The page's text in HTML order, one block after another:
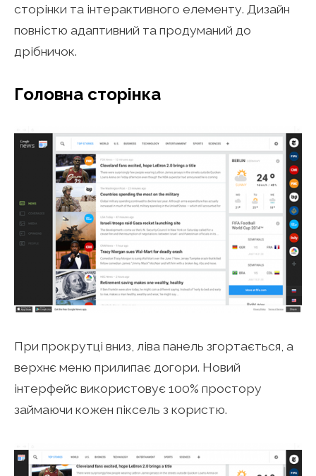
сторінки та інтерактивного елементу. Дизайн
повністю адаптивний та продуманий до
дрібничок.
Головна сторінка
При прокрутці вниз, ліва панель згортається, а
верхнє меню прилипає догори. Новий
інтерфейс використовує 100% простору
займаючи кожен піксель з користю.